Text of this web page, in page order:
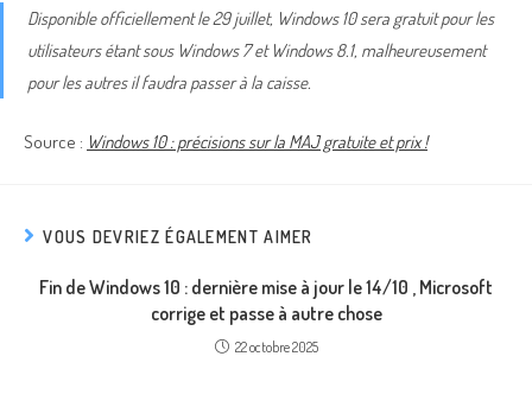
Disponible officiellement le 29 juillet, Windows 10 sera gratuit pour les
utilisateurs étant sous Windows 7 et Windows 8.1, malheureusement
pour les autres il faudra passer à la caisse.
Source : Windows 10 : précisions sur la MAJ gratuite et prix !
VOUS DEVRIEZ ÉGALEMENT AIMER
Fin de Windows 10 : dernière mise à jour le 14/10 , Microsoft
corrige et passe à autre chose
22 octobre 2025